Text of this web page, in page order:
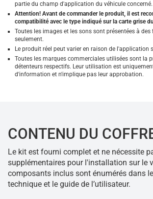
partie du champ d'application du véhicule concerné.
Attention! Avant de commander le produit, il est
compatibilité avec le type indiqué sur la carte grise
Toutes les images et les sons sont présentées à
seulement.
Le produit réel peut varier en raison de l'application
Toutes les marques commerciales utilisées sont la
détenteurs respectifs. Leur utilisation est
d'information et n'implique pas leur approbation.
CONTENU DU
Le kit est fourni complet et ne nécessite
supplémentaires pour l'installation sur le
composants inclus sont énumérés dans
technique et le guide de l’utilisateur.